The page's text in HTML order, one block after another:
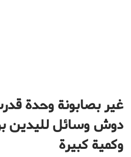
غير بصابونة وحدة
دوش وسائل لليدين
وكمية كبيرة